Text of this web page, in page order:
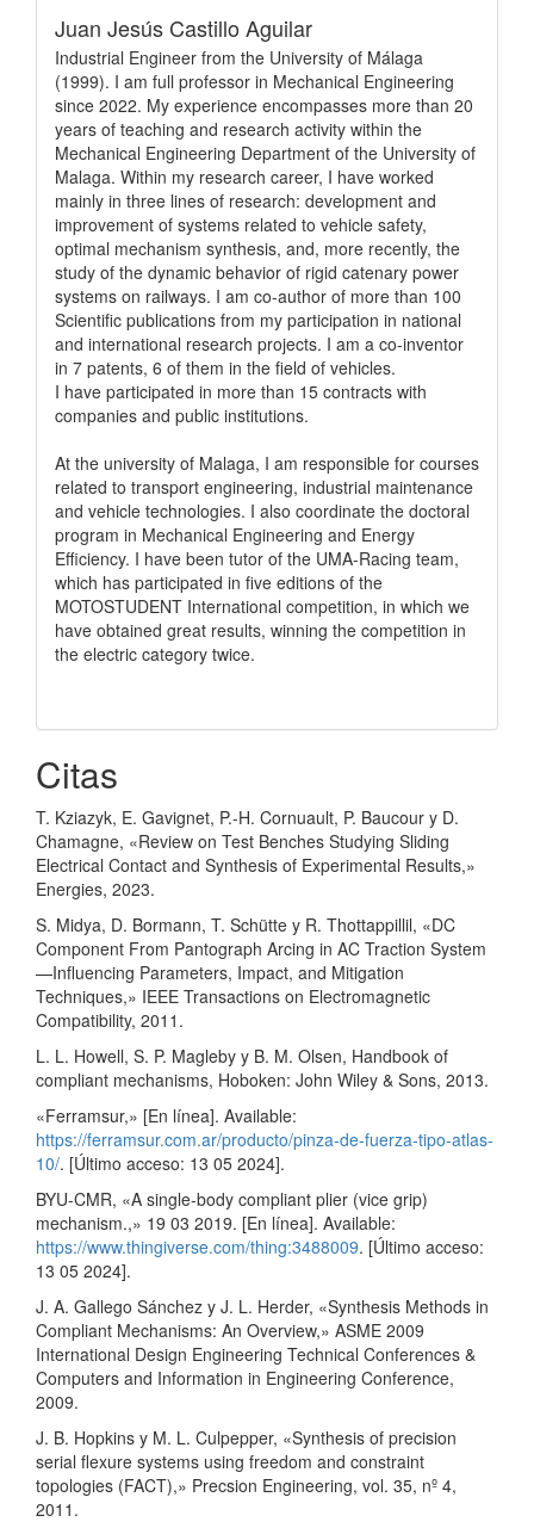
Juan Jesús Castillo Aguilar
Industrial Engineer from the University of Málaga
(1999). I am full professor in Mechanical Engineering
since 2022. My experience encompasses more than 20
years of teaching and research activity within the
Mechanical Engineering Department of the University of
Malaga. Within my research career, I have worked
mainly in three lines of research: development and
improvement of systems related to vehicle safety,
optimal mechanism synthesis, and, more recently, the
study of the dynamic behavior of rigid catenary power
systems on railways. I am co-author of more than 100
Scientific publications from my participation in national
and international research projects. I am a co-inventor
in 7 patents, 6 of them in the field of vehicles.
I have participated in more than 15 contracts with
companies and public institutions.
At the university of Malaga, I am responsible for courses
related to transport engineering, industrial maintenance
and vehicle technologies. I also coordinate the doctoral
program in Mechanical Engineering and Energy
Efficiency. I have been tutor of the UMA-Racing team,
which has participated in five editions of the
MOTOSTUDENT International competition, in which we
have obtained great results, winning the competition in
the electric category twice.
Citas
T. Kziazyk, E. Gavignet, P.-H. Cornuault, P. Baucour y D.
Chamagne, «Review on Test Benches Studying Sliding
Electrical Contact and Synthesis of Experimental Results,»
Energies, 2023.
S. Midya, D. Bormann, T. Schütte y R. Thottappillil, «DC
Component From Pantograph Arcing in AC Traction System
—Influencing Parameters, Impact, and Mitigation
Techniques,» IEEE Transactions on Electromagnetic
Compatibility, 2011.
L. L. Howell, S. P. Magleby y B. M. Olsen, Handbook of
compliant mechanisms, Hoboken: John Wiley & Sons, 2013.
«Ferramsur,» [En línea]. Available:
https://ferramsur.com.ar/producto/pinza-de-fuerza-tipo-atlas-
10/. [Último acceso: 13 05 2024].
BYU-CMR, «A single-body compliant plier (vice grip)
mechanism.,» 19 03 2019. [En línea]. Available:
https://www.thingiverse.com/thing:3488009. [Último acceso:
13 05 2024].
J. A. Gallego Sánchez y J. L. Herder, «Synthesis Methods in
Compliant Mechanisms: An Overview,» ASME 2009
International Design Engineering Technical Conferences &
Computers and Information in Engineering Conference,
2009.
J. B. Hopkins y M. L. Culpepper, «Synthesis of precision
serial flexure systems using freedom and constraint
topologies (FACT),» Precsion Engineering, vol. 35, nº 4,
2011.